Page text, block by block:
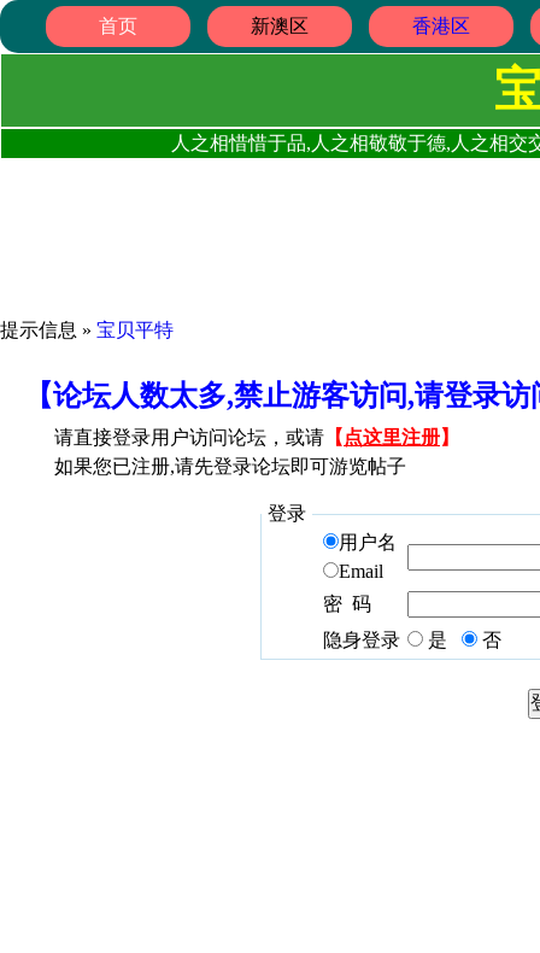
首页 新澳区 香港区
人之相惜惜于品,人之相敬敬于德,人之相
提示信息 » 宝贝平特
【论坛人数太多,禁止游客访问,请登录
请直接登录用户访问论坛，或请 【 点这里注册】
如果您已注册,请先登录论坛即可游览帖子
登录
用户名
Email
密 码
隐身登录
是 否